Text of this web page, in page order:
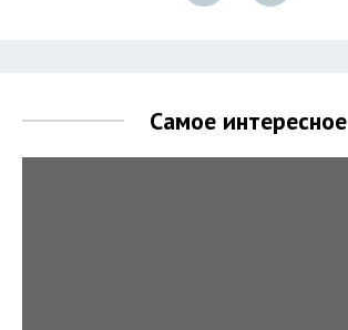
Самое интересное